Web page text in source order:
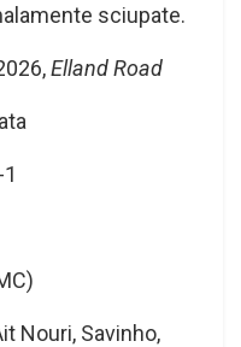
sciupate.
Elland Road
Nouri, Savinho,